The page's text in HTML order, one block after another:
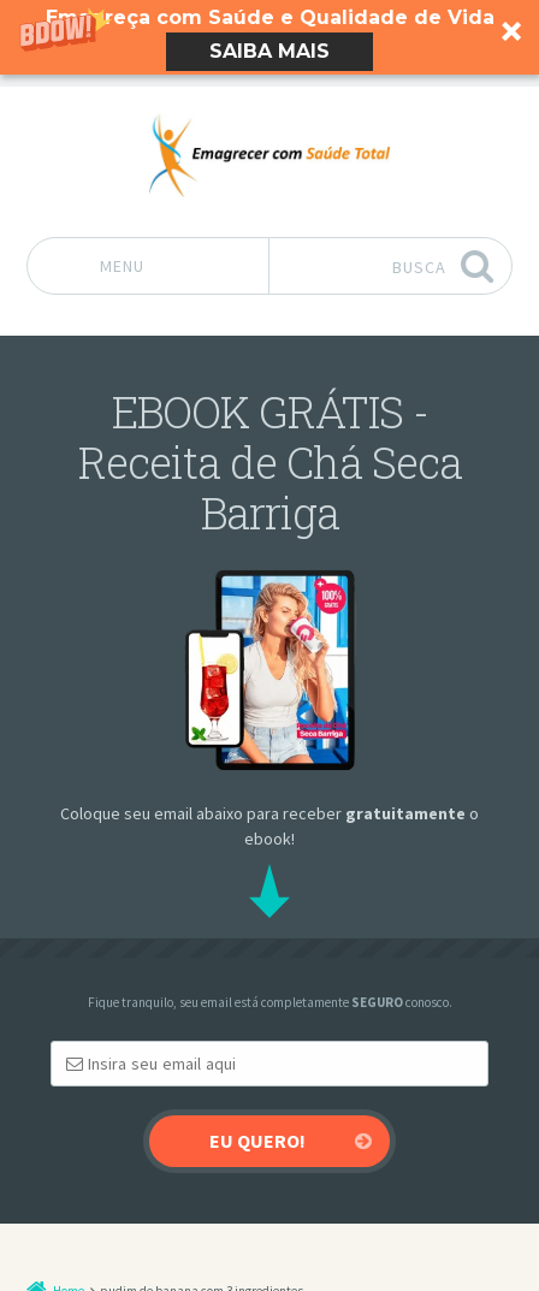
Emagreça com Saúde e Qualidade de Vida
SAIBA MAIS
MENU BUSCA
EBOOK GRÁTIS -
Receita de Chá Seca
Barriga
Coloque seu email abaixo para receber gratuitamente o
ebook!
Fique tranquilo, seu email está completamente SEGUROconosco.